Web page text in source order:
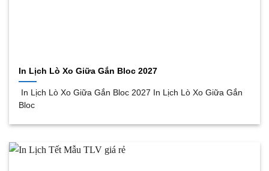
In Lịch Lò Xo Giữa Gắn Bloc 2027
In Lịch Lò Xo Giữa Gắn Bloc 2027 In Lịch Lò Xo Giữa Gắn
Bloc